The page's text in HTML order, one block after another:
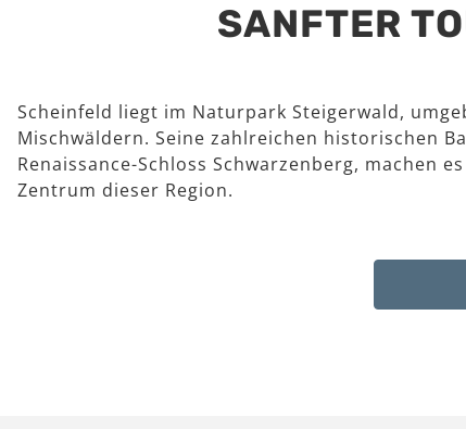
SANFTER
Scheinfeld liegt im Naturpark Steigerwald,
Mischwäldern. Seine zahlreichen historischen
Renaissance-Schloss Schwarzenberg, machen
Zentrum dieser Region.